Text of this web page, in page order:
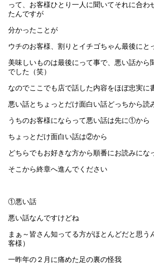
って、お客様ひとり一人に聞いてそれに合わ
たんですが
分かったことが
ウチのお客様、割りとイチゴちゃん最後にと
美味しいものは最後にって事で、悪い話から
でした（笑）
なのでここでも店で話した内容をほぼ忠実に
悪い話とちょっとだけ面白い話どっちから読
うちのお客様にならって悪い話は先に①から
ちょっとだけ面白い話は②から
どちらでもお好きな方から順番にお読みにな
そこから終章へ進んでください
①悪い話
悪い話なんですけどね
まぁ～皆さん知ってる方がほとんどだと思う
客様）
一昨年の２月に痛めた足の裏の怪我